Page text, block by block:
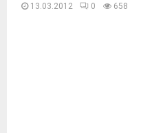
13.03.2012 0 658